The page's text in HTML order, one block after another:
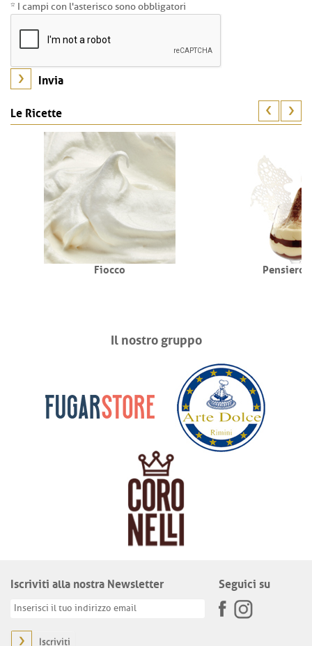
* I campi con l'asterisco sono obbligatori
Le Ricette
Fiocco Pensiero
Il nostro gruppo
Iscriviti alla nostra Newsletter
Iscriviti
Seguici su